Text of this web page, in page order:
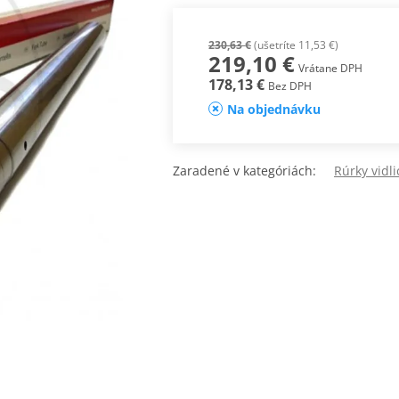
230,63 €(ušetríte 11,53 €)
219,10 € Vrátane DPH
178,13 € Bez DPH
Na objednávku
Zaradené v kategóriách: Rúrky